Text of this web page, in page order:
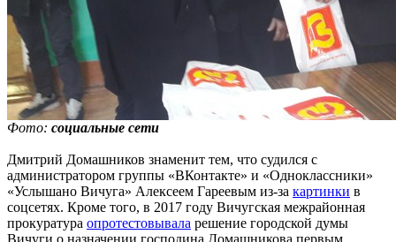
Фото: социальные сети
Дмитрий Домашников знаменит тем, что судился с
администратором группы «ВКонтакте» и «Одноклассники»
«Услышано Вичуга» Алексеем Гареевым из-за картинки в
соцсетях. Кроме того, в 2017 году Вичугская межрайонная
прокуратура опротестовывала решение городской думы